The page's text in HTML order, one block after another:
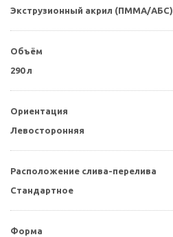
Экструзионный акрил (ПММА/АБС)
Объём
290 л
Ориентация
Левосторонняя
Расположение слива-перелива
Стандартное
Форма